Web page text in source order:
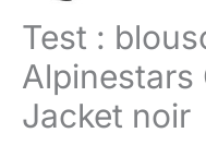
Test :
Alpinestars
Jacket noir